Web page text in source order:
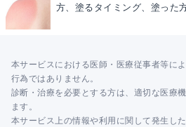
方、塗るタイミング、塗った
本サービスにおける医師・医療従事者等に
行為ではありません。
診断・治療を必要とする方は、適切な医療
ます。
本サービス上の情報や利用に関して発生し